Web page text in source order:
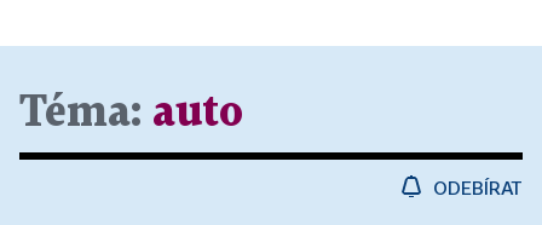
Téma: auto
ODEBÍRAT